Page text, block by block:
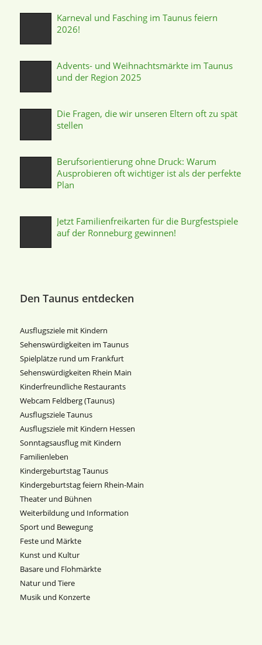
Karneval und Fasching im Taunus feiern
2026!
Advents- und Weihnachtsmärkte im Taunus
und der Region 2025
Die Fragen, die wir unseren Eltern oft zu spät
stellen
Berufsorientierung ohne Druck: Warum
Ausprobieren oft wichtiger ist als der perfekte
Plan
Jetzt Familienfreikarten für die Burgfestspiele
auf der Ronneburg gewinnen!
Den Taunus entdecken
Ausflugsziele mit Kindern
Sehenswürdigkeiten im Taunus
Spielplätze rund um Frankfurt
Sehenswürdigkeiten Rhein Main
Kinderfreundliche Restaurants
Webcam Feldberg (Taunus)
Ausflugsziele Taunus
Ausflugsziele mit Kindern Hessen
Sonntagsausflug mit Kindern
Familienleben
Kindergeburtstag Taunus
Kindergeburtstag feiern Rhein-Main
Theater und Bühnen
Weiterbildung und Information
Sport und Bewegung
Feste und Märkte
Kunst und Kultur
Basare und Flohmärkte
Natur und Tiere
Musik und Konzerte